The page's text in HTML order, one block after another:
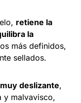
retiene la
la
más definidos,
sellados.
deslizante,
y malvavisco,